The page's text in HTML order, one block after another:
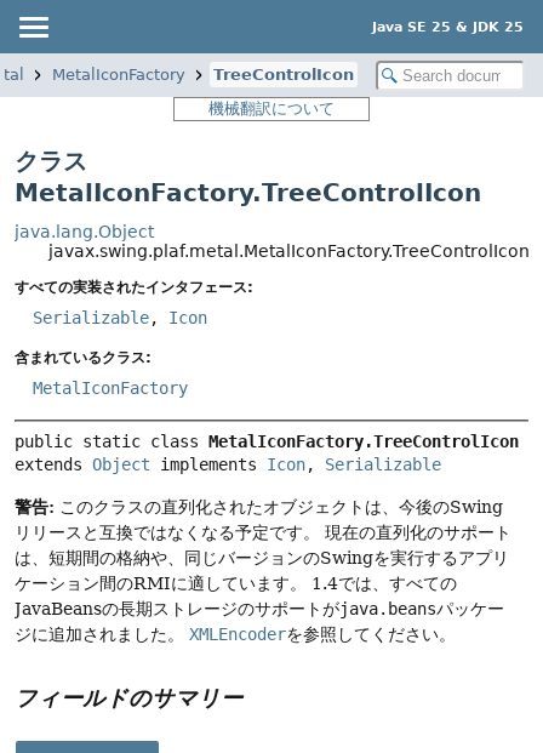
Java SE 25 & JDK 25
MetalIconFactory
TreeControlIcon
機械翻訳について
クラス
MetalIconFactory.TreeControlIcon
java.lang.Object
javax.swing.plaf.metal.MetalIconFactory.TreeControlIcon
すべての実装されたインタフェース:
Serializable, Icon
含まれているクラス:
MetalIconFactory
public static class MetalIconFactory.TreeControlIcon
extends Object implements Icon, Serializable
警告: このクラスの直列化されたオブジェクトは、今後のSwing
リリースと互換ではなくなる予定です。
現在の直列化のサポート
は、短期間の格納や、同じバージョンのSwingを実行するアプリ
ケーション間のRMIに適しています。
1.4では、すべての
JavaBeansの長期ストレージのサポートがjava.beansパッケー
ジに追加されました。
XMLEncoderを参照してください。
フィールドのサマリー